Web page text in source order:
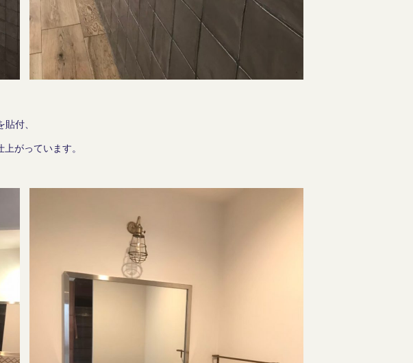
付、
がっています。